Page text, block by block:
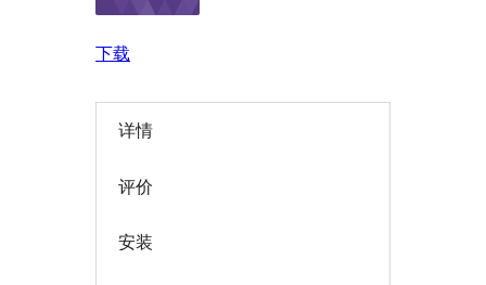
下载
详情
评价
安装